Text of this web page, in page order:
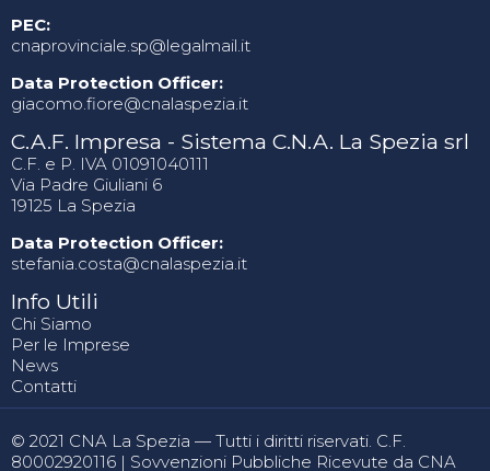
PEC:
cnaprovinciale.sp@legalmail.it
Data Protection Officer:
giacomo.fiore@cnalaspezia.it
C.A.F. Impresa - Sistema C.N.A. La Spezia srl
C.F. e P. IVA 01091040111
Via Padre Giuliani 6
19125 La Spezia
Data Protection Officer:
stefania.costa@cnalaspezia.it
Info Utili
Chi Siamo
Per le Imprese
News
Contatti
© 2021 CNA La Spezia — Tutti i diritti riservati. C.F.
80002920116 | Sovvenzioni Pubbliche Ricevute da CNA